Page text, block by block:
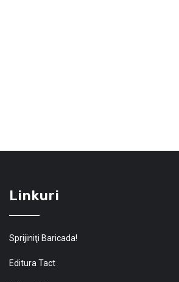
Linkuri
Sprijiniţi Baricada!
Editura Tact